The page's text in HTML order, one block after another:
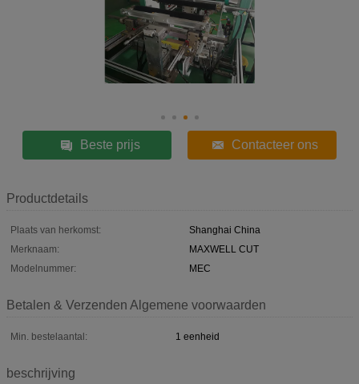
Beste prijs Contacteer ons
Productdetails
Plaats van herkomst:
Shanghai China
Merknaam:
MAXWELL CUT
Modelnummer:
MEC
Betalen & Verzenden Algemene voorwaarden
Min. bestelaantal: 1 eenheid
beschrijving